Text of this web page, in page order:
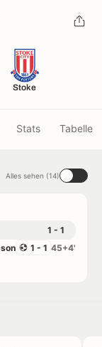
Stoke
Stats Tabelle
Alles sehen (14)
1 - 1
45+4'
1 - 1